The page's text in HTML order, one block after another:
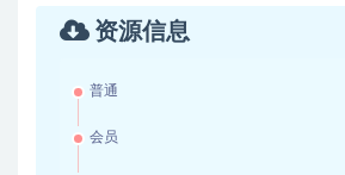
资源信息
普通
会员